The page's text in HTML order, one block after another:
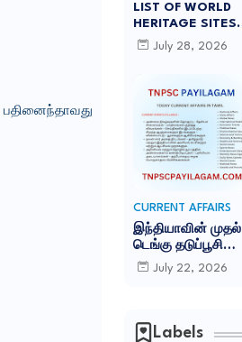
LIST OF WORLD
HERITAGE SITES
IN INDIA
-இந்தியாவில் உள்ள
பாரம்பரிய தளங்கள்:
July 28, 2026
CURRENT AFFAIRS
இந்தியாவின் முதல்
டெங்கு தடுப்பூசி
'கியூடெங்கா'
(Qdenga): TNPSC
2026
July 22, 2026
Labels